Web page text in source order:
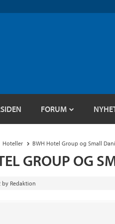
FORUM
Hoteller BWH Hotel Group og Small
GROUP OG
by Redaktion